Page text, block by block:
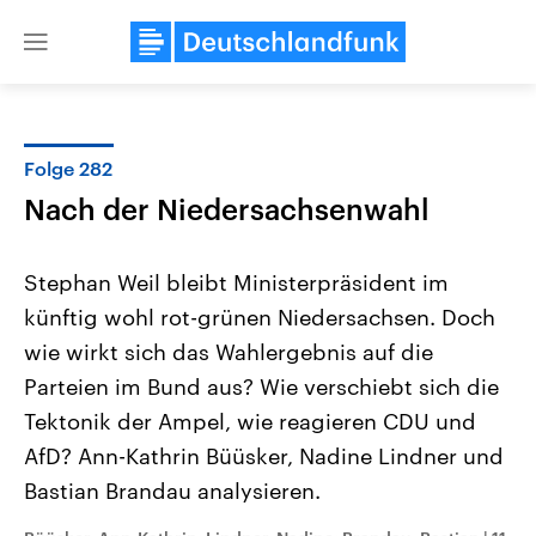
Close
Landtagswahl Sachsen-Anhalt
Alle Informationen
September 2026 einen neuen
Bundesland von einer Koalition aus
USA
Aktuelle Beiträge,
Hintergründe
mit großem Einfluss auf
Folge 282
Nach der Niedersachsenwahl
Stephan Weil bleibt Ministerpräsident im
künftig wohl rot-grünen Niedersachsen. Doch
wie wirkt sich das Wahlergebnis auf die
Parteien im Bund aus? Wie verschiebt sich die
Tektonik der Ampel, wie reagieren CDU und
AfD? Ann-Kathrin Büüsker, Nadine Lindner und
Bastian Brandau analysieren.